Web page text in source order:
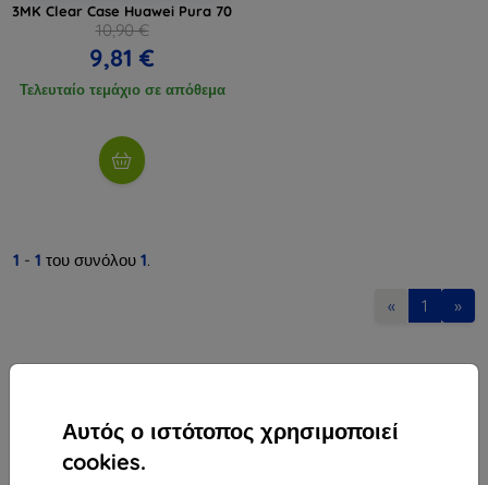
Αυτός ο ιστότοπος χρησιμοποιεί
cookies.
3MK Clear Case Huawei Pura 70
10,90 €
9,81 €
Τελευταίο τεμάχιο σε απόθεμα
1 - 1 του συνόλου 1.
« 1 »